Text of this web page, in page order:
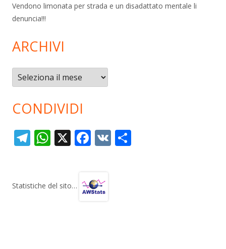
Vendono limonata per strada e un disadattato mentale li
denuncia!!!
ARCHIVI
Archivi
CONDIVIDI
T
gr
W
s
X F
b
V
Statistiche del sito…